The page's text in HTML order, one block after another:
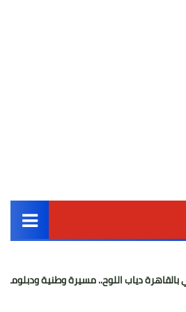
أخبار مصر
مسيرة وطنية ودبلوماسية حافلة بالعطاء